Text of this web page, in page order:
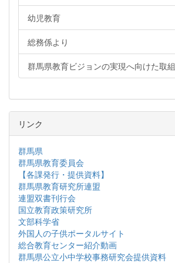
幼児教育
総務係より
群馬県教育ビジョンの実現へ向けた取組
リンク
群馬県
群馬県教育委員会
【各課発行・提供資料】
群馬県教育研究所連盟
連盟双書刊行会
国立教育政策研究所
文部科学省
外国人の子供ポータルサイト
総合教育センター紹介動画
群馬県公立小中学校事務研究会提供資料